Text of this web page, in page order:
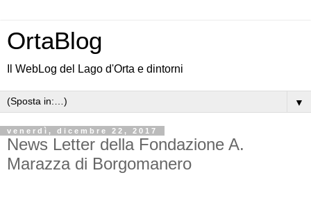
OrtaBlog
Il WebLog del Lago d'Orta e dintorni
▼
venerdì, dicembre 22, 2017
News Letter della Fondazione A.
Marazza di Borgomanero